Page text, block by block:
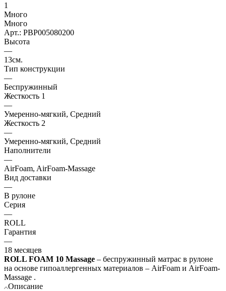
1
Много
Много
Арт.: PBP005080200
Высота
—
13см.
Тип конструкции
—
Беспружинный
Жесткость 1
—
Умеренно-мягкий, Средний
Жесткость 2
—
Умеренно-мягкий, Средний
Наполнители
—
AirFoam, AirFoam-Massage
Вид доставки
—
В рулоне
Серия
—
ROLL
Гарантия
—
18 месяцев
ROLL FOAM 10 Massage – беспружинный матрас в рулоне
на основе гипоаллергенных материалов – AirFoam и AirFoam-
Massage .
Описание